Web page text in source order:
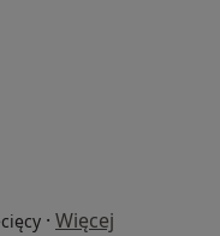
· Więcej